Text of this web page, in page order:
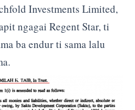
Investments Limited,
ngagai Regent Star, ti
ba endur ti sama lalu